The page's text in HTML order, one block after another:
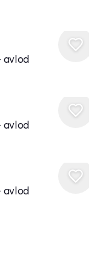
avlod
avlod
avlod